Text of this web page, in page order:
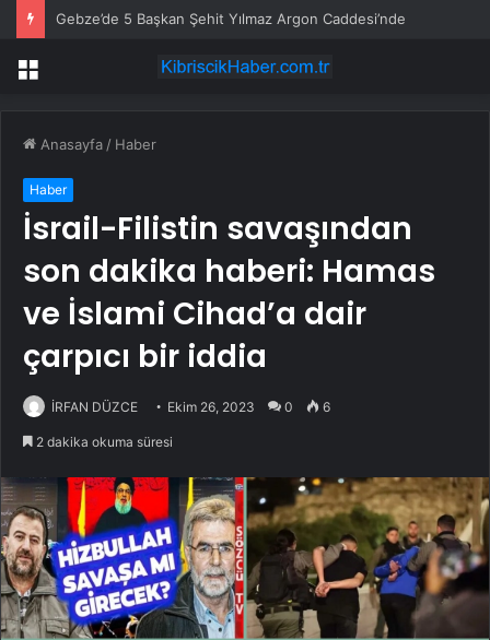
Gebze’de 5 Başkan Şehit Yılmaz Argon Caddesi’nde
Menü
Anasayfa / Haber
Haber
İsrail-Filistin savaşından
son dakika haberi: Hamas
ve İslami Cihad’a dair
çarpıcı bir iddia
İRFAN DÜZCE Ekim 26, 2023 0 6
2 dakika okuma süresi